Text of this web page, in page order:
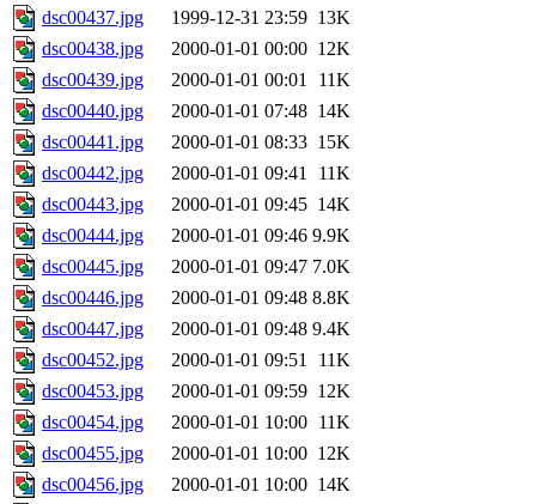
dsc00437.jpg
1999-12-31 23:59 13K
dsc00438.jpg
2000-01-01 00:00 12K
dsc00439.jpg
2000-01-01 00:01
11K
dsc00440.jpg
2000-01-01 07:48 14K
dsc00441.jpg
2000-01-01 08:33 15K
dsc00442.jpg
2000-01-01 09:41
11K
dsc00443.jpg
2000-01-01 09:45 14K
dsc00444.jpg
2000-01-01 09:46 9.9K
dsc00445.jpg
2000-01-01 09:47 7.0K
dsc00446.jpg
2000-01-01 09:48 8.8K
dsc00447.jpg
2000-01-01 09:48 9.4K
dsc00452.jpg
2000-01-01 09:51
11K
dsc00453.jpg
2000-01-01 09:59 12K
dsc00454.jpg
2000-01-01 10:00 11K
dsc00455.jpg
2000-01-01 10:00 12K
dsc00456.jpg
2000-01-01 10:00 14K